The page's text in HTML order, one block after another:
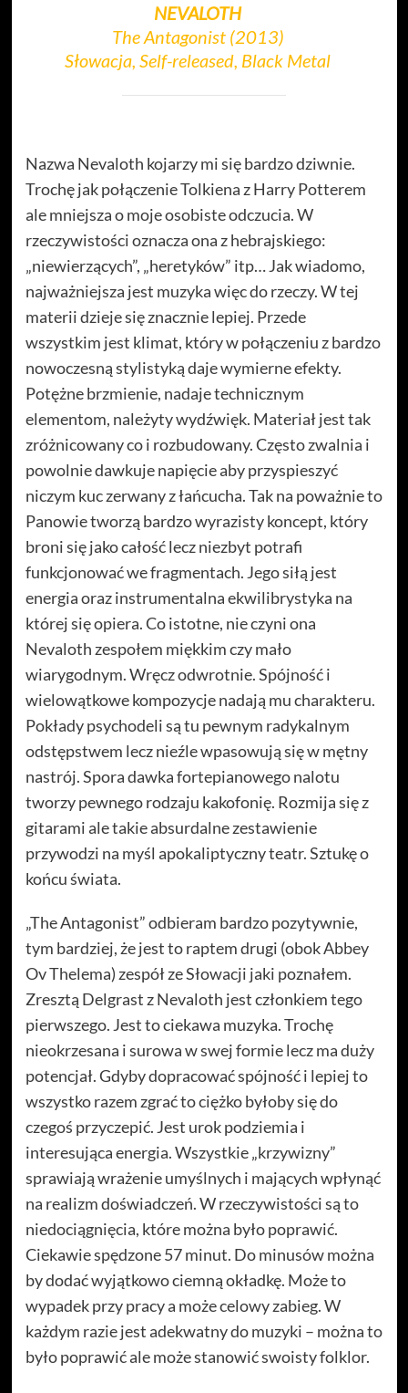
NEVALOTH
The Antagonist (2013)
Słowacja, Self-released, Black Metal
Nazwa Nevaloth kojarzy mi się bardzo dziwnie.
Trochę jak połączenie Tolkiena z Harry Potterem
ale mniejsza o moje osobiste odczucia. W
rzeczywistości oznacza ona z hebrajskiego:
„niewierzących”, „heretyków” itp… Jak wiadomo,
najważniejsza jest muzyka więc do rzeczy. W tej
materii dzieje się znacznie lepiej. Przede
wszystkim jest klimat, który w połączeniu z bardzo
nowoczesną stylistyką daje wymierne efekty.
Potężne brzmienie, nadaje technicznym
elementom, należyty wydźwięk. Materiał jest tak
zróżnicowany co i rozbudowany. Często zwalnia i
powolnie dawkuje napięcie aby przyspieszyć
niczym kuc zerwany z łańcucha. Tak na poważnie to
Panowie tworzą bardzo wyrazisty koncept, który
broni się jako całość lecz niezbyt potrafi
funkcjonować we fragmentach. Jego siłą jest
energia oraz instrumentalna ekwilibrystyka na
której się opiera. Co istotne, nie czyni ona
Nevaloth zespołem miękkim czy mało
wiarygodnym. Wręcz odwrotnie. Spójność i
wielowątkowe kompozycje nadają mu charakteru.
Pokłady psychodeli są tu pewnym radykalnym
odstępstwem lecz nieźle wpasowują się w mętny
nastrój. Spora dawka fortepianowego nalotu
tworzy pewnego rodzaju kakofonię. Rozmija się z
gitarami ale takie absurdalne zestawienie
przywodzi na myśl apokaliptyczny teatr. Sztukę o
końcu świata.
„The Antagonist” odbieram bardzo pozytywnie,
tym bardziej, że jest to raptem drugi (obok Abbey
Ov Thelema) zespół ze Słowacji jaki poznałem.
Zresztą Delgrast z Nevaloth jest członkiem tego
pierwszego. Jest to ciekawa muzyka. Trochę
nieokrzesana i surowa w swej formie lecz ma duży
potencjał. Gdyby dopracować spójność i lepiej to
wszystko razem zgrać to ciężko byłoby się do
czegoś przyczepić. Jest urok podziemia i
interesująca energia. Wszystkie „krzywizny”
sprawiają wrażenie umyślnych i mających wpłynąć
na realizm doświadczeń. W rzeczywistości są to
niedociągnięcia, które można było poprawić.
Ciekawie spędzone 57 minut. Do minusów można
by dodać wyjątkowo ciemną okładkę. Może to
wypadek przy pracy a może celowy zabieg. W
każdym razie jest adekwatny do muzyki – można to
było poprawić ale może stanowić swoisty folklor.